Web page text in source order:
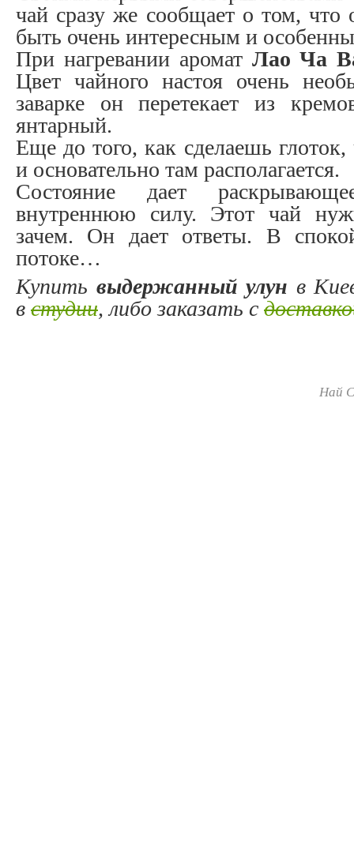
чай сразу же сообщает о том,
быть очень интересным и
При нагревании аромат Лао Ча
Цвет чайного настоя очень
заварке он перетекает из
янтарный.
Еще до того, как сделаешь глоток,
и основательно там располагается.
Состояние дает
внутреннюю силу. Этот чай
зачем. Он дает ответы. В
потоке…
Купить выдержанный улун в
в студии, либо заказать с
Най